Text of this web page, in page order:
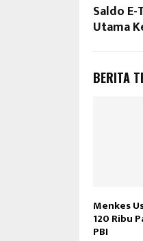
Saldo
Utama
BERITA
Menkes
120 Ribu
PBI